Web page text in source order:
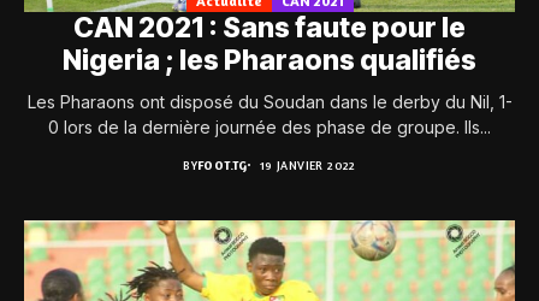
CAN 2021 : Sans faute pour le
Nigeria ; les Pharaons qualifiés
Les Pharaons ont disposé du Soudan dans le derby du Nil, 1-
0 lors de la dernière journée des phase de groupe. Ils...
BYFOOT.TG 19 JANVIER 2022